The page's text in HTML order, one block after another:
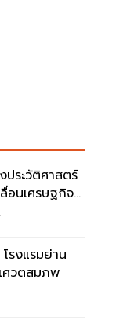
ระวัติศาสตร์
อนเศรษฐกิจ
รงแรมย่าน
ศวตสมภพ